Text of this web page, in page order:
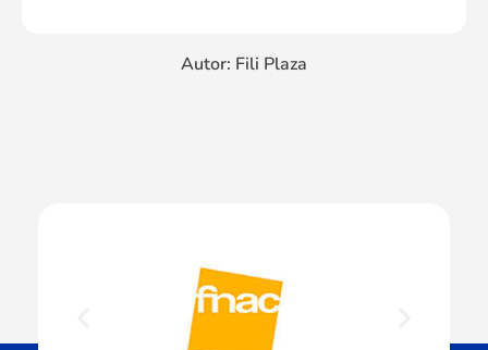
Autor: Fili Plaza